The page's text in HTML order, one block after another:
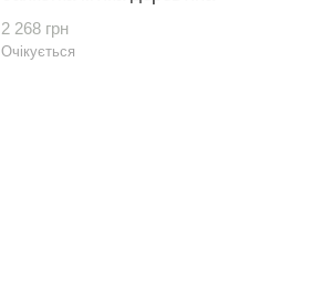
2 268 грн
Очікується